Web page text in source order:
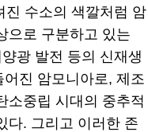
진 수소의 색깔처럼 암
으로 구분하고 있는
광 발전 등의 신재생
진 암모니아로, 제조
소중립 시대의 중추적
다. 그리고 이러한 존